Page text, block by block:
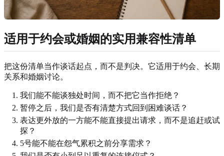
适用于约会或婚姻的实用兼容性清单
把这份清单当作谈话起点，而不是判决。它适用于约会、长期
关系和婚姻讨论。
我们能不能谈独处时间，而不把它当作拒绝？
暂停之后，我们是否有清楚方式回到困难谈话？
表达更外放的一方能不能直接提出请求，而不是追赶或试
探？
5号能不能在怨气累积之前分享需求？